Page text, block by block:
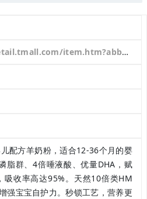
b-s.w4011-22003038034.70.f8d84c02UjvTEg
配方羊奶粉，适合12-36个月的婴
脂群、4倍唾液酸、优量DHA，赋
吸收率高达95%。天然10倍类HM
强宝宝自护力。秒锁工艺，营养更